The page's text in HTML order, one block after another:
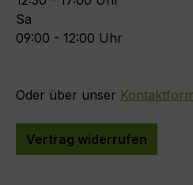
Sa
09:00 - 12:00 Uhr
Oder über unser
Vertrag widerrufen